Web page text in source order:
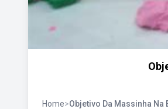
Home>Objetivo Da Massinha Na